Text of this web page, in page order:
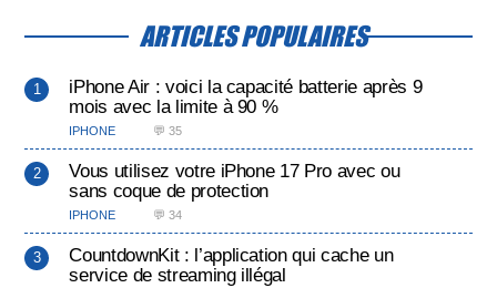
ARTICLES POPULAIRES
iPhone Air : voici la capacité batterie après 9
mois avec la limite à 90 %
IPHONE 💬 35
Vous utilisez votre iPhone 17 Pro avec ou
sans coque de protection
IPHONE 💬 34
CountdownKit : l’application qui cache un
service de streaming illégal